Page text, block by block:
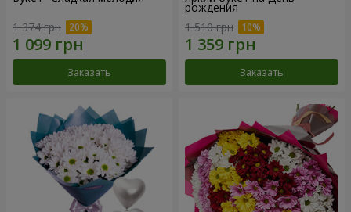
1 374 грн
Заказать
рождения
1 510 грн
Заказать